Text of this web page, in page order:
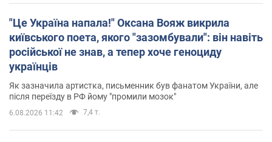
"Це Україна напала!" Оксана Вояж викрила
київського поета, якого "зазомбували": він навіть
російської не знав, а тепер хоче геноциду
українців
Як зазначила артистка, письменник був фанатом України, але
після переїзду в РФ йому "промили мозок"
6.08.2026 11:42 7,4 т.